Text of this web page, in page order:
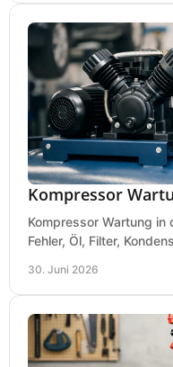
Kompressor
Kompressor Wartung
Fehler, Öl, Filter,
30. Juni 2026